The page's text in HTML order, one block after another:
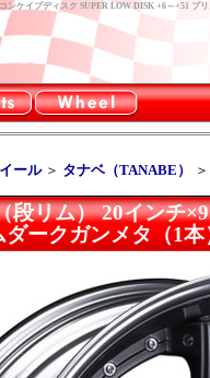
ンケイプディスク SUPER LOW DISK +6～+51
ール＞ タナベ（TANABE）
リム） 20インチ
ークガンメタ（1本